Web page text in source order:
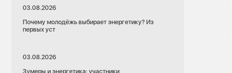
03.08.2026
Почему молодёжь выбирает энергетику? Из
первых уст
03.08.2026
Зумеры и энергетика: участники